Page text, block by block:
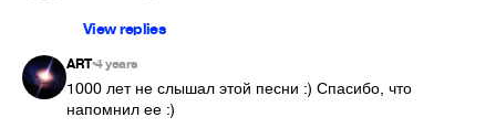
View replies
ART•4 years
1000 лет не слышал этой песни :) Спасибо, что
напомнил ее :)